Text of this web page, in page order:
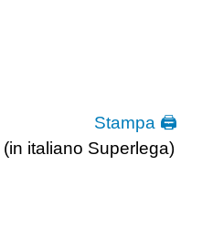
Stampa 🖨
(in italiano Superlega)